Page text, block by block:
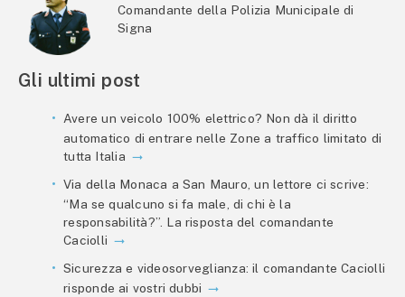
Comandante della Polizia Municipale di
Signa
Gli ultimi post
Avere un veicolo 100% elettrico? Non dà il diritto
automatico di entrare nelle Zone a traffico limitato di
tutta Italia
Via della Monaca a San Mauro, un lettore ci scrive:
“Ma se qualcuno si fa male, di chi è la
responsabilità?”. La risposta del comandante
Caciolli
Sicurezza e videosorveglianza: il comandante Caciolli
risponde ai vostri dubbi